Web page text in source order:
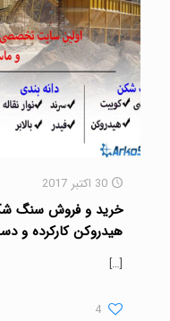
30 اکتبر 2017
خرید و فروش سنگ
هیدروکن کارکرده و
[…]
4